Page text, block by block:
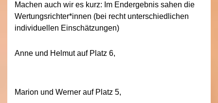
Machen auch wir es kurz: Im Endergebnis sahen die
Wertungsrichter*innen (bei recht unterschiedlichen
individuellen Einschätzungen)
Anne und Helmut auf Platz 6,
Marion und Werner auf Platz 5,